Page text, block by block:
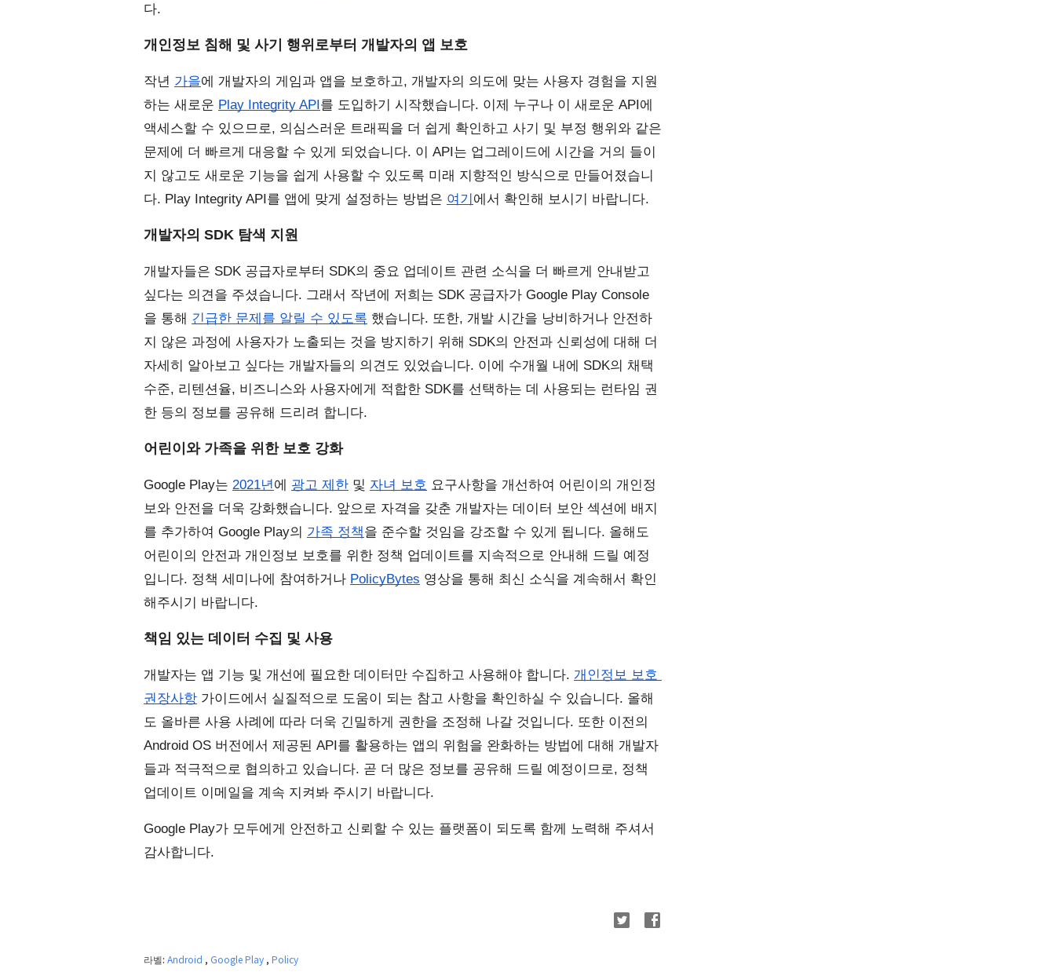
다.
개인정보 침해 및 사기 행위로부터 개발자의 앱 보호
작년 가을에 개발자의 게임과 앱을 보호하고, 개발자의 의도에 맞는 사용자 경험을 지원
하는 새로운 Play Integrity API를 도입하기 시작했습니다. 이제 누구나 이 새로운 API에
액세스할 수 있으므로, 의심스러운 트래픽을 더 쉽게 확인하고 사기 및 부정 행위와 같은
문제에 더 빠르게 대응할 수 있게 되었습니다. 이 API는 업그레이드에 시간을 거의 들이
지 않고도 새로운 기능을 쉽게 사용할 수 있도록 미래 지향적인 방식으로 만들어졌습니
다. Play Integrity API를 앱에 맞게 설정하는 방법은 여기 에서 확인해 보시기 바랍니다.
개발자의 SDK 탐색 지원
개발자들은 SDK 공급자로부터 SDK의 중요 업데이트 관련 소식을 더 빠르게 안내받고
싶다는 의견을 주셨습니다. 그래서 작년에 저희는 SDK 공급자가 Google Play Console
을 통해 긴급한 문제를 알릴 수 있도록 했습니다. 또한, 개발 시간을 낭비하거나 안전하
지 않은 과정에 사용자가 노출되는 것을 방지하기 위해 SDK의 안전과 신뢰성에 대해 더
자세히 알아보고 싶다는 개발자들의 의견도 있었습니다. 이에 수개월 내에 SDK의 채택
수준, 리텐션율, 비즈니스와 사용자에게 적합한 SDK를 선택하는 데 사용되는 런타임 권
한 등의 정보를 공유해 드리려 합니다.
어린이와 가족을 위한 보호 강화
Google Play는 2021년에 광고 제한 및 자녀 보호 요구사항을 개선하여 어린이의 개인정
보와 안전을 더욱 강화했습니다. 앞으로 자격을 갖춘 개발자는 데이터 보안 섹션에 배지
를 추가하여 Google Play의 가족 정책을 준수할 것임을 강조할 수 있게 됩니다. 올해도
어린이의 안전과 개인정보 보호를 위한 정책 업데이트를 지속적으로 안내해 드릴 예정
입니다. 정책 세미나에 참여하거나 PolicyBytes 영상을 통해 최신 소식을 계속해서 확인
해주시기 바랍니다.
책임 있는 데이터 수집 및 사용
개발자는 앱 기능 및 개선에 필요한 데이터만 수집하고 사용해야 합니다. 개인정보 보호
권장사항 가이드에서 실질적으로 도움이 되는 참고 사항을 확인하실 수 있습니다. 올해
도 올바른 사용 사례에 따라 더욱 긴밀하게 권한을 조정해 나갈 것입니다. 또한 이전의
Android OS 버전에서 제공된 API를 활용하는 앱의 위험을 완화하는 방법에 대해 개발자
들과 적극적으로 협의하고 있습니다. 곧 더 많은 정보를 공유해 드릴 예정이므로, 정책
업데이트 이메일을 계속 지켜봐 주시기 바랍니다.
Google Play가 모두에게 안전하고 신뢰할 수 있는 플랫폼이 되도록 함께 노력해 주셔서
감사합니다.
라벨: Android , Google Play , Policy